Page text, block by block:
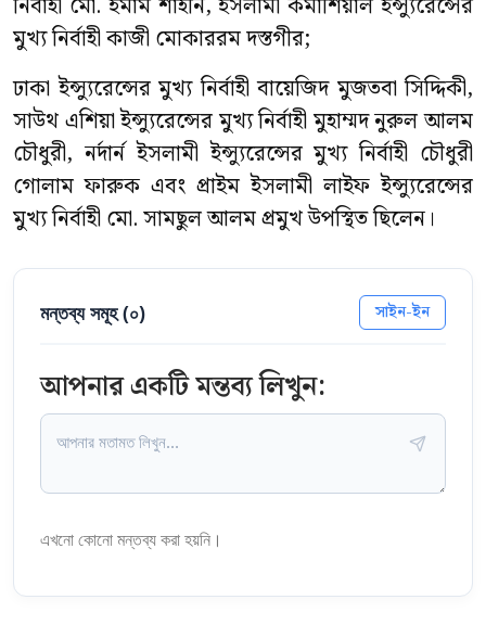
মুখ্য নির্বাহী কাজী মোকাররম দস্তগীর;
ঢাকা ইন্স্যুরেন্সের মুখ্য নির্বাহী বায়েজিদ মুজতবা সিদ্দিকী,
সাউথ এশিয়া ইন্স্যুরেন্সের মুখ্য নির্বাহী মুহাম্মদ নুরুল আলম
চৌধুরী, নর্দার্ন ইসলামী ইন্স্যুরেন্সের মুখ্য নির্বাহী চৌধুরী
গোলাম ফারুক এবং প্রাইম ইসলামী লাইফ ইন্স্যুরেন্সের
মুখ্য নির্বাহী মো. সামছুল আলম প্রমুখ উপস্থিত ছিলেন।
মন্তব্য সমূহ (০) সাইন-ইন
আপনার একটি মন্তব্য লিখুন:
এখনো কোনো মন্তব্য করা হয়নি।